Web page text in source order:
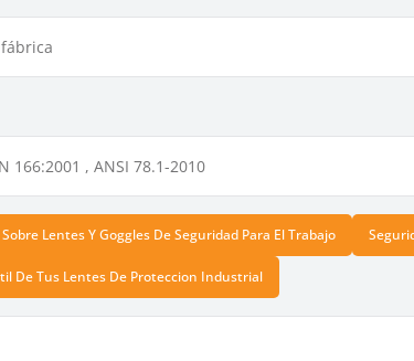
166:2001 , ANSI 78.1-2010
Lentes Y Goggles De Seguridad Para El Trabajo
De Tus Lentes De Proteccion Industrial